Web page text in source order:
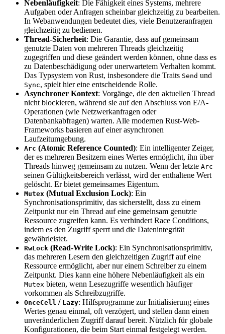
Nebenläufigkeit: Die Fähigkeit eines Systems, mehrere
Aufgaben oder Anfragen scheinbar gleichzeitig zu bearbeiten.
In Webanwendungen bedeutet dies, viele Benutzeranfragen
gleichzeitig zu bedienen.
Thread-Sicherheit: Die Garantie, dass auf gemeinsam
genutzte Daten von mehreren Threads gleichzeitig
zugegriffen und diese geändert werden können, ohne dass es
zu Datenbeschädigung oder unerwartetem Verhalten kommt.
Das Typsystem von Rust, insbesondere die Traits Send und
Sync, spielt hier eine entscheidende Rolle.
Asynchroner Kontext: Vorgänge, die den aktuellen Thread
nicht blockieren, während sie auf den Abschluss von E/A-
Operationen (wie Netzwerkanfragen oder
Datenbankabfragen) warten. Alle modernen Rust-Web-
Frameworks basieren auf einer asynchronen
Laufzeitumgebung.
Arc (Atomic Reference Counted): Ein intelligenter Zeiger,
der es mehreren Besitzern eines Wertes ermöglicht, ihn über
Threads hinweg gemeinsam zu nutzen. Wenn der letzte Arc
seinen Gültigkeitsbereich verlässt, wird der enthaltene Wert
gelöscht. Er bietet gemeinsames Eigentum.
Mutex (Mutual Exclusion Lock): Ein
Synchronisationsprimitiv, das sicherstellt, dass zu einem
Zeitpunkt nur ein Thread auf eine gemeinsam genutzte
Ressource zugreifen kann. Es verhindert Race Conditions,
indem es den Zugriff sperrt und die Datenintegrität
gewährleistet.
RwLock (Read-Write Lock): Ein Synchronisationsprimitiv,
das mehreren Lesern den gleichzeitigen Zugriff auf eine
Ressource ermöglicht, aber nur einem Schreiber zu einem
Zeitpunkt. Dies kann eine höhere Nebenläufigkeit als ein
Mutex bieten, wenn Lesezugriffe wesentlich häufiger
vorkommen als Schreibzugriffe.
OnceCell / Lazy: Hilfsprogramme zur Initialisierung eines
Wertes genau einmal, oft verzögert, und stellen dann einen
unveränderlichen Zugriff darauf bereit. Nützlich für globale
Konfigurationen, die beim Start einmal festgelegt werden.